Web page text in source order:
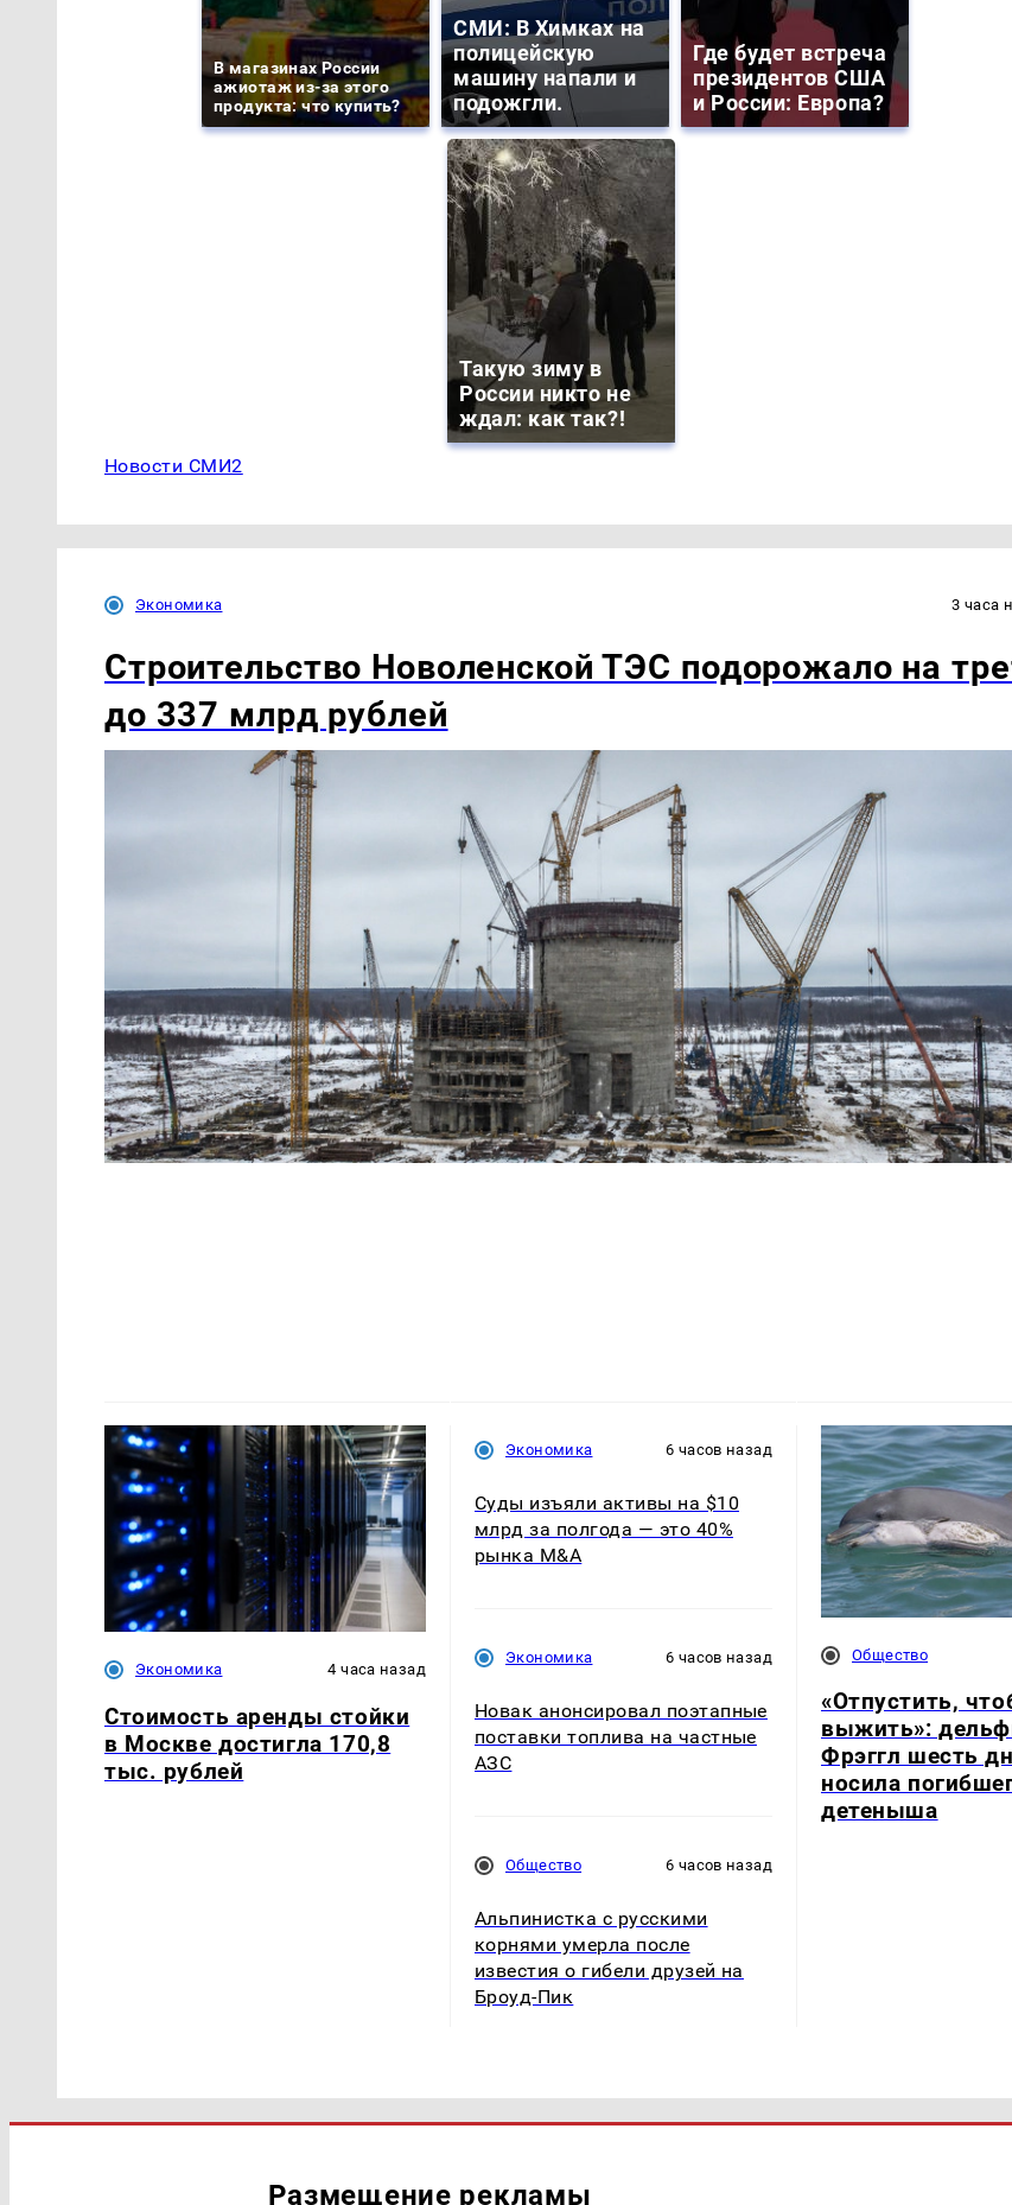
В магазинах России
ажиотаж из-за этого
продукта: что купить?
СМИ: В Химках на
полицейскую
машину напали и
подожгли.
Где будет встреча
президентов США
и России: Европа?
Такую зиму в
России никто не
ждал: как так?!
Новости СМИ2
Экономика 3 часа
Строительство Новоленской ТЭС подорожало на
до 337 млрд рублей
Экономика 4 часа назад
Стоимость аренды стойки
в Москве достигла 170,8
тыс. рублей
Экономика 6 часов назад
Суды изъяли активы на $10
млрд за полгода — это 40%
рынка M&A
Экономика 6 часов назад
Новак анонсировал поэтапные
поставки топлива на частные
АЗС
Общество 6 часов назад
Альпинистка с русскими
корнями умерла после
известия о гибели друзей на
Броуд-Пик
Общество
«Отпустить,
выжить»:
Фрэггл шесть
носила
детеныша
Размещение рекламы